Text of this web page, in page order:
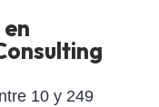
10 y 249